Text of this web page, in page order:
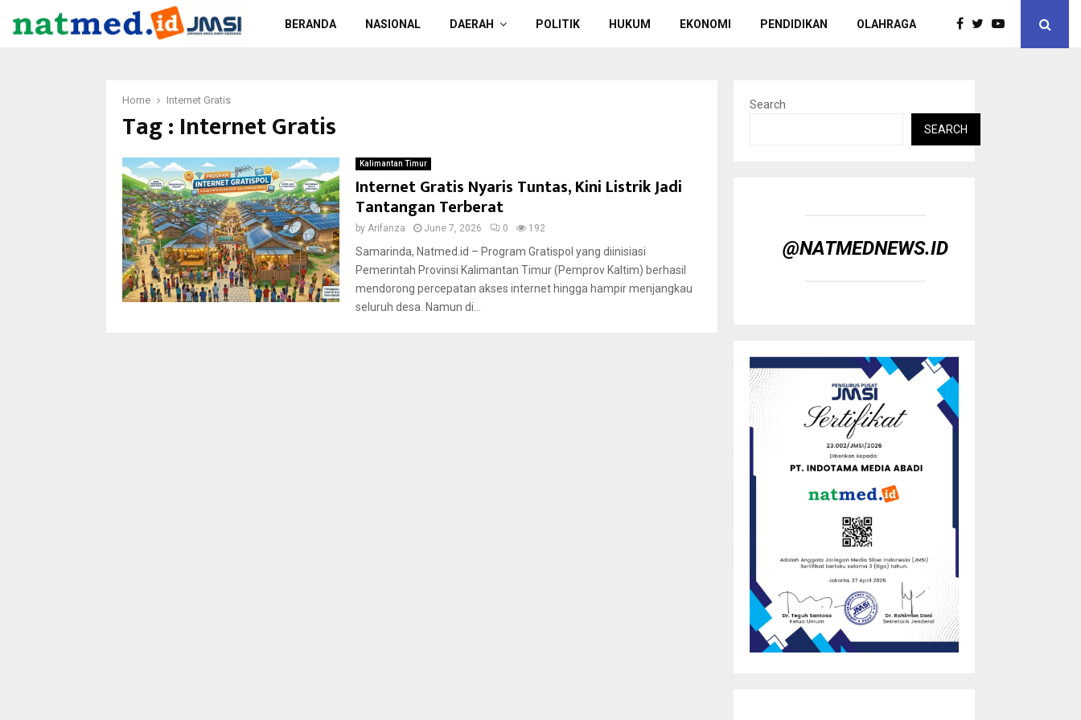
BERANDA NASIONAL DAERAH POLITIK HUKUM EKONOMI PENDIDIKAN OLAHRAGA
Home Internet Gratis
Tag : Internet Gratis
Kalimantan Timur
Internet Gratis Nyaris Tuntas, Kini Listrik Jadi
Tantangan Terberat
by Arifanza June 7, 2026 0 192
Samarinda, Natmed.id – Program Gratispol yang diinisiasi
Pemerintah Provinsi Kalimantan Timur (Pemprov Kaltim) berhasil
mendorong percepatan akses internet hingga hampir menjangkau
seluruh desa. Namun di...
Search
SEARCH
@NATMEDNEWS.ID